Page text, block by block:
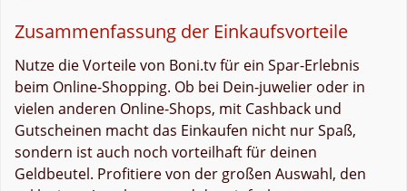
Zusammenfassung der Einkaufsvorteile
Nutze die Vorteile von Boni.tv für ein Spar-Erlebnis
beim Online-Shopping. Ob bei Dein-juwelier oder in
vielen anderen Online-Shops, mit Cashback und
Gutscheinen macht das Einkaufen nicht nur Spaß,
sondern ist auch noch vorteilhaft für deinen
Geldbeutel. Profitiere von der großen Auswahl, den